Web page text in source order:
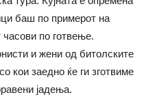
баш по примерот на
часови по готвење.
и жени од битолските
кои заедно ќе ги зготвиме
јадења.